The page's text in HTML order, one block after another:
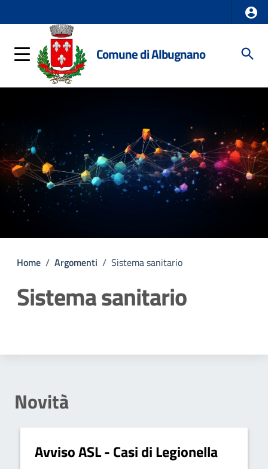
Comune di Albugnano
Home / Argomenti / Sistema sanitario
Sistema sanitario
Novità
Avviso ASL - Casi di Legionella